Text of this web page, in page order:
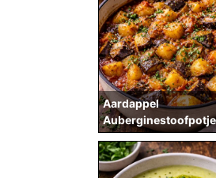
Aardappel
Auberginestoofpotje